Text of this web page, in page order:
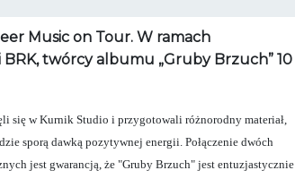
Music on Tour. W ramach
twórcy albumu „Gruby Brzuch” 10
się w Kurnik Studio i przygotowali różnorodny materiał,
sporą dawką pozytywnej energii. Połączenie dwóch
jest gwarancją, że "Gruby Brzuch" jest entuzjastycznie